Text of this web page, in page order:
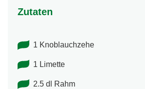
Zutaten
1 Knoblauchzehe
1 Limette
2.5 dl Rahm